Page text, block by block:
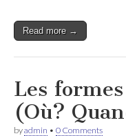
Read more →
Les
(Où?
byadmin • 0 Comments